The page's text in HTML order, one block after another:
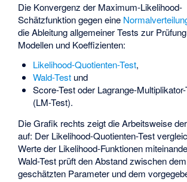
Die Konvergenz der Maximum-Likelihood-
Schätzfunktiongegen eine
die Ableitung allgemeiner Tests zur
Modellen und Koeffizienten:
Likelihood-Quotienten-Test,
Wald-Testund
Score-Testoder Lagrange-
(LM-Test).
Die Grafik rechts zeigt die Arbeitsweise
auf: Der Likelihood-Quotienten-Test
Werte der Likelihood-Funktionen
Wald-Test prüft den Abstand zwischen dem
geschätzten Parameter und dem